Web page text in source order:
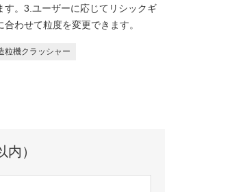
す。3.ユーザーに応じてリシックギ
わせて粒度を変更できます。
粒機クラッシャー
）